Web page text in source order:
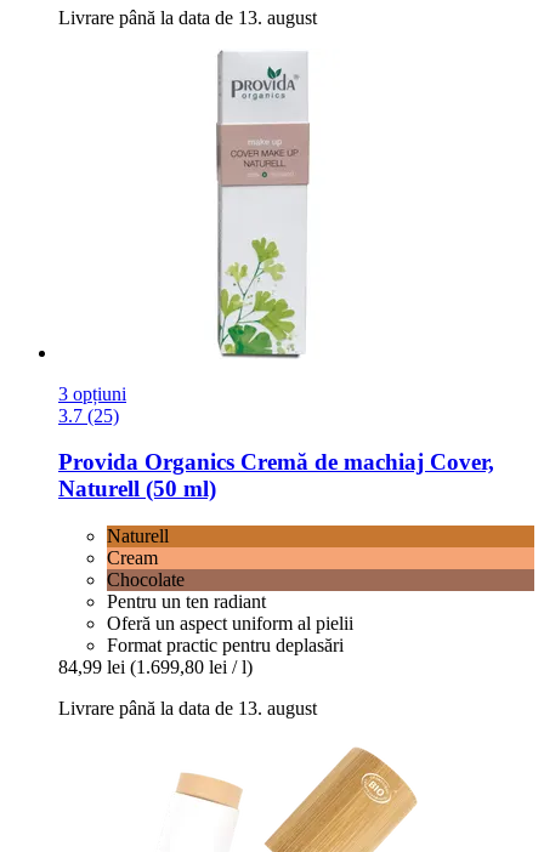
Livrare până la data de 13. august
3 opțiuni
3.7 (25)
Provida Organics Cremă de machiaj Cover,
Naturell (50 ml)
Naturell
Cream
Chocolate
Pentru un ten radiant
Oferă un aspect uniform al pielii
Format practic pentru deplasări
84,99 lei (1.699,80 lei / l)
Livrare până la data de 13. august